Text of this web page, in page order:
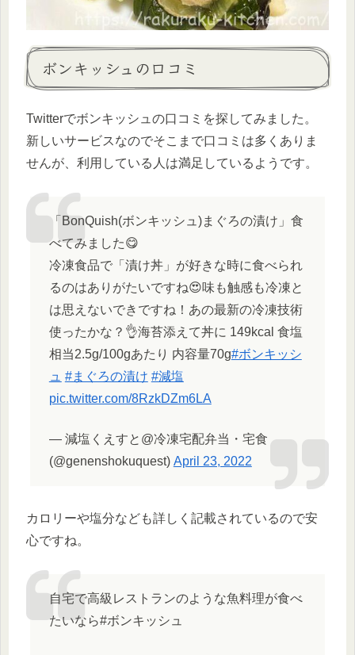
ボンキッシュの口コミ
Twitterでボンキッシュの口コミを探してみました。
新しいサービスなのでそこまで口コミは多くありま
せんが、利用している人は満足しているようです。
「BonQuish(ボンキッシュ)まぐろの漬け」食
べてみました😋
冷凍食品で「漬け丼」が好きな時に食べられ
るのはありがたいですね😍味も触感も冷凍と
は思えないできですね！あの最新の冷凍技術
使ったかな？👌海苔添えて丼に 149kcal 食塩
相当2.5g/100gあたり 内容量70g#ボンキッシ
ュ #まぐろの漬け #減塩
pic.twitter.com/8RzkDZm6LA
— 減塩くえすと@冷凍宅配弁当・宅食
(@genenshokuquest) April 23, 2022
カロリーや塩分なども詳しく記載されているので安
心ですね。
自宅で高級レストランのような魚料理が食べ
たいなら#ボンキッシュ